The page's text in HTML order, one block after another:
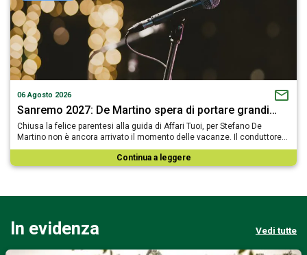
06 Agosto 2026
Sanremo 2027: De Martino spera di portare grandi…
Chiusa la felice parentesi alla guida di Affari Tuoi, per Stefano De
Martino non è ancora arrivato il momento delle vacanze. Il conduttore…
Continua a leggere
In evidenza Vedi tutte